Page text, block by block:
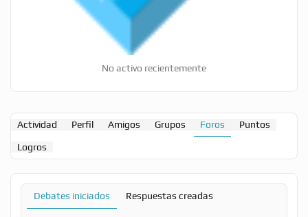
No activo recientemente
Actividad Perfil Amigos Grupos Foros Puntos
Logros
Debates iniciados Respuestas creadas